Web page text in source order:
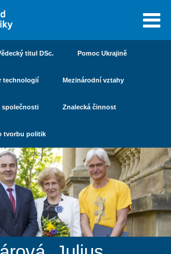
titul DSc. Pomoc Ukrajině
technologií Mezinárodní vztahy
společnosti Znalecká činnost
tvorbu politik